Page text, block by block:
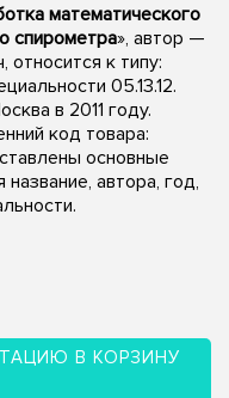
математического
спирометра», автор —
к типу:
05.13.12.
в 2011 году.
код товара:
основные
автора, год,
В КОРЗИНУ